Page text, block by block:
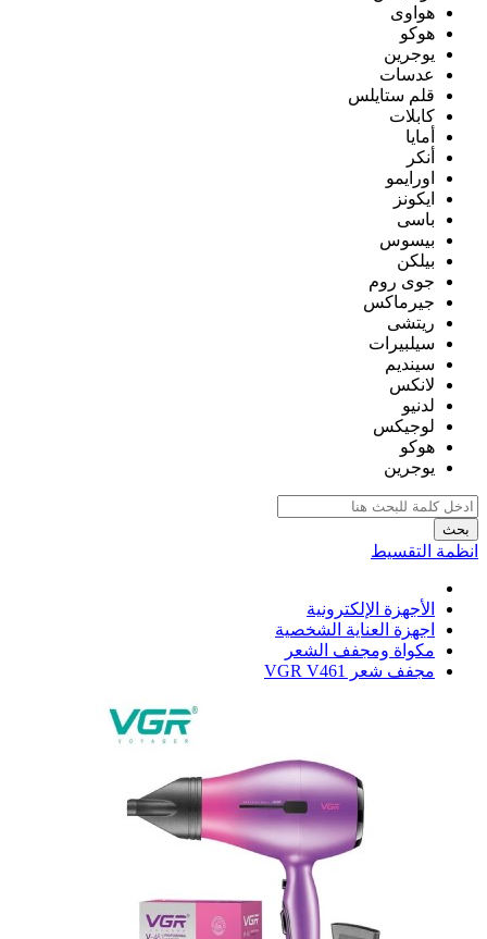
هواوى
هوكو
يوجرين
عدسات
قلم ستايلس
كابلات
أمايا
أنكر
اورايمو
ايكونز
باسى
بيسوس
بيلكن
جوى روم
جيرماكس
ريتشى
سيلبيرات
سينديم
لانكس
لدنيو
لوجيكس
هوكو
يوجرين
بحث
انظمة التقسيط
الأجهزة الإلكترونية
اجهزة العناية الشخصية
مكواة ومجفف الشعر
مجفف شعر VGR V461